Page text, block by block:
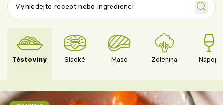
Těstoviny Sladké Maso Zelenina Nápoje